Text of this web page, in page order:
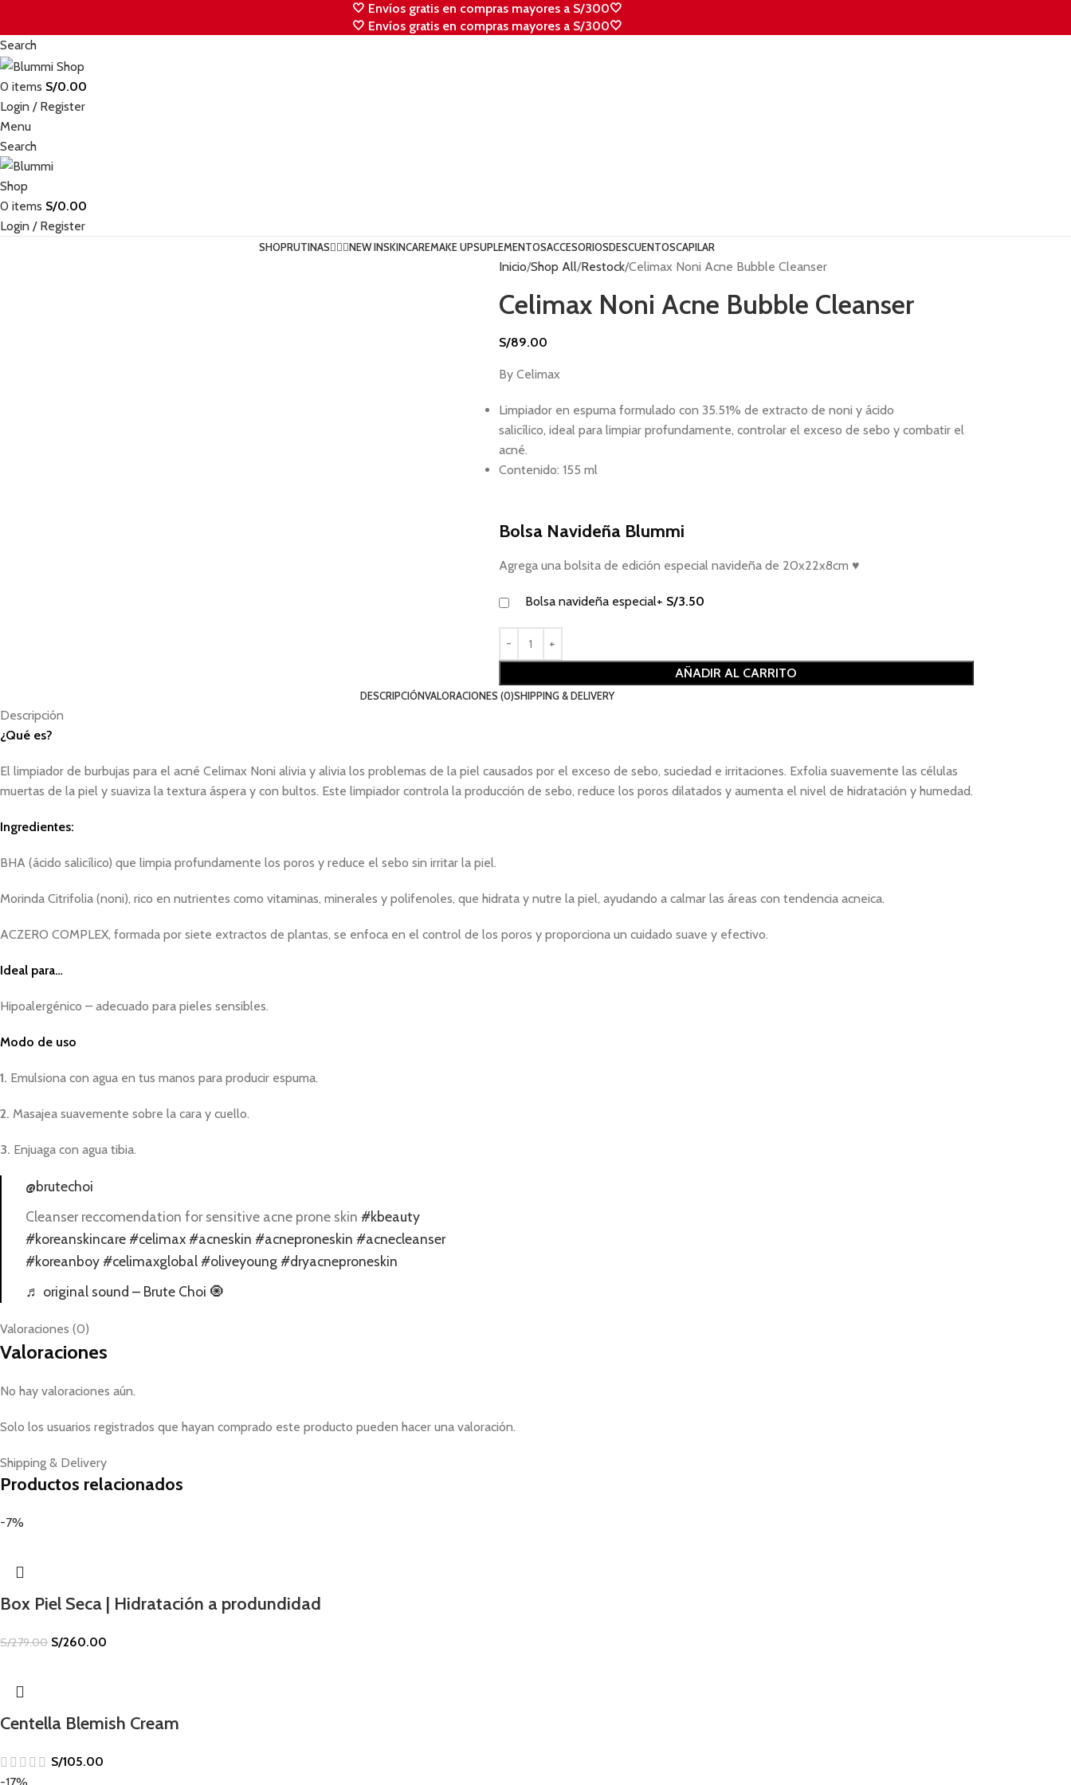
🤍 Envíos gratis en compras mayores a S/300🤍
🤍 Envíos gratis en compras mayores a S/300🤍
Search
0 items S/0.00
Login / Register
Menu
Search
0 items S/0.00
Login / Register
SHOPRUTINAS💆🏻‍♀️NEW INSKINCAREMAKE UPSUPLEMENTOSACCESORIOSDESCUENTOSCAPILAR
Inicio Shop All Restock Celimax Noni Acne Bubble Cleanser
Celimax Noni Acne Bubble Cleanser
S/89.00
By Celimax
Limpiador en espuma formulado con 35.51% de extracto de noni y ácido
salicílico, ideal para limpiar profundamente, controlar el exceso de sebo y combatir el
acné.
Contenido: 155 ml
Bolsa Navideña Blummi
Agrega una bolsita de edición especial navideña de 20x22x8cm ♥
Bolsa navideña especial+ S/3.50
AÑADIR AL CARRITO
DESCRIPCIÓNVALORACIONES (0)SHIPPING & DELIVERY
Descripción
¿Qué es?
El limpiador de burbujas para el acné Celimax Noni alivia y alivia los problemas de la piel causados ​​por el exceso de sebo, suciedad e irritaciones. Exfolia suavemente las células
muertas de la piel y suaviza la textura áspera y con bultos. Este limpiador controla la producción de sebo, reduce los poros dilatados y aumenta el nivel de hidratación y humedad.
Ingredientes:
BHA (ácido salicílico) que limpia profundamente los poros y reduce el sebo sin irritar la piel.
Morinda Citrifolia (noni), rico en nutrientes como vitaminas, minerales y polifenoles, que hidrata y nutre la piel, ayudando a calmar las áreas con tendencia acneica.
ACZERO COMPLEX, formada por siete extractos de plantas, se enfoca en el control de los poros y proporciona un cuidado suave y efectivo.
Ideal para…
Hipoalergénico – adecuado para pieles sensibles.
Modo de uso
1. Emulsiona con agua en tus manos para producir espuma.
2. Masajea suavemente sobre la cara y cuello.
3. Enjuaga con agua tibia.
@brutechoi
Cleanser reccomendation for sensitive acne prone skin #kbeauty
#koreanskincare #celimax #acneskin #acneproneskin #acnecleanser
#koreanboy #celimaxglobal #oliveyoung #dryacneproneskin
♬ original sound – Brute Choi 🧿
Valoraciones (0)
Valoraciones
No hay valoraciones aún.
Solo los usuarios registrados que hayan comprado este producto pueden hacer una valoración.
Shipping & Delivery
Productos relacionados
-7%
Box Piel Seca | Hidratación a produndidad
S/279.00 S/260.00
Centella Blemish Cream
S/105.00